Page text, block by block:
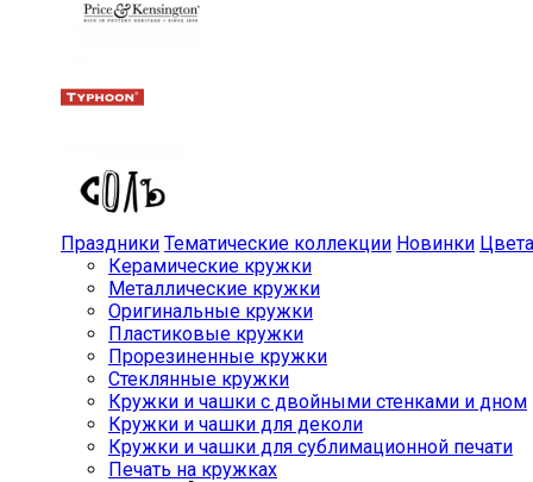
Праздники Тематические коллекции Новинки Цвета
Керамические кружки
Металлические кружки
Оригинальные кружки
Пластиковые кружки
Прорезиненные кружки
Стеклянные кружки
Кружки и чашки с двойными стенками и дном
Кружки и чашки для деколи
Кружки и чашки для сублимационной печати
Печать на кружках